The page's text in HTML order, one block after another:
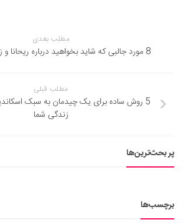
مطلب بعدی
8 مورد جالبی که شاید بخواهید درباره ریحانا و زندگی او بدانید
مطلب قبلی
5 روش ساده برای یک چیدمان به سبک
زندگی شما
پر بحث‌ترین‌ها
برچسب‌ها